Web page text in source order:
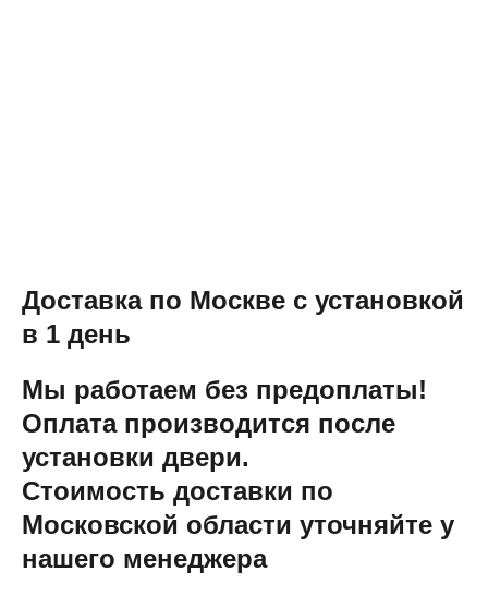
Доставка по Москве с установкой
в 1 день
Мы работаем без предоплаты!
Оплата производится после
установки двери.
Стоимость доставки по
Московской области уточняйте у
нашего менеджера